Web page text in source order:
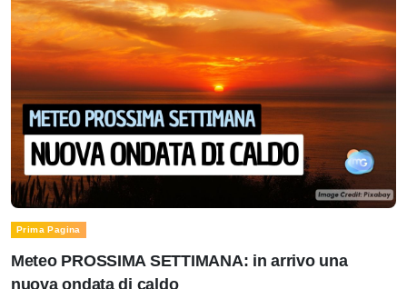
Prima Pagina
Meteo PROSSIMA SETTIMANA: in arrivo una
nuova ondata di caldo